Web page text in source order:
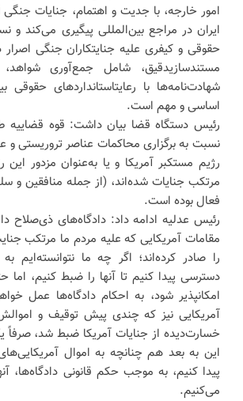
امور خارجه، با جدیت و اهتمام، جنایات جنگی
ایران در مراجع بین‌المللی پیگیری می‌کند و
حقوقی و کیفری علیه جنایتکاران جنگی اصرار
مستندسازیدقیق، شامل جمع‌آوری شواهد،
شهادت‌نامه‌ها با رعایتاستاندارد‌های
اساسی و مهم است.
رئیس دستگاه قضا بیان داشت: قوه قضاییه
نسبت به برگزاری محاکمات عناصر تروریستی و
رژیم مستکبر آمریکا و یا به‌عنوان مزدور این
مرتکب جنایات شده‌اند، (از جمله منافقین و
فعال بوده است.
رئیس عدلیه ادامه داد: دادگاه‌های ذی‌صلاح
مقامات آمریکایی که علیه مردم ما مرتکب
را صادر کرده‌اند؛ اگر چه ما نتوانسته‌ایم
دسترسی پیدا کنیم تا آنها را ضبط کنیم، اما
امکانپذیر شود، به احکام دادگاه‌ها عمل
آمریکایی نیز که چندی پیش توقیف و
خسارت‌دیده از جنایات آمریکا ضبط شد، صرفاً
این به بعد هم چنانچه به اموال
پیدا کنیم، به موجب حکم قانونی دادگاه‌ها،
می‌کنیم.